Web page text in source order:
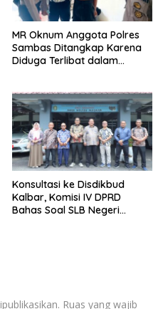
MR Oknum Anggota Polres
Sambas Ditangkap Karena
Diduga Terlibat dalam
Konsultasi ke Disdikbud
Kalbar, Komisi IV DPRD
Bahas Soal SLB Negeri
Ruas yang wajib